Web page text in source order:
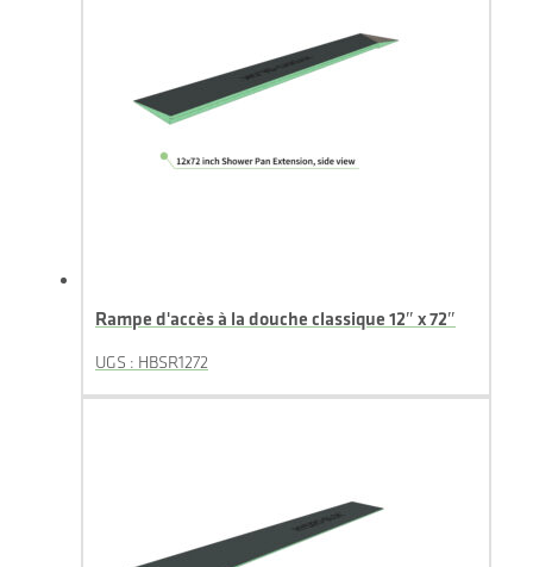
Rampe d'accès à la douche classique 12″ x 72″
UGS : HBSR1272